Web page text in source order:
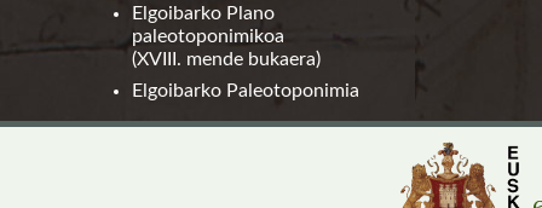
Elgoibarko Plano
paleotoponimikoa
(XVIII. mende bukaera)
Elgoibarko Paleotoponimia